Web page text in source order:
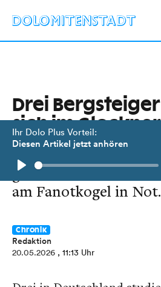
Ihr Dolo Plus Vorteil:
Diesen Artikel jetzt anhören
Play
Drei
sich im
Die drei Studenten
gerieten bei Nebel
am Fanotkogel in Not.
Chronik
Redaktion
20.05.2026 , 11:13 Uhr